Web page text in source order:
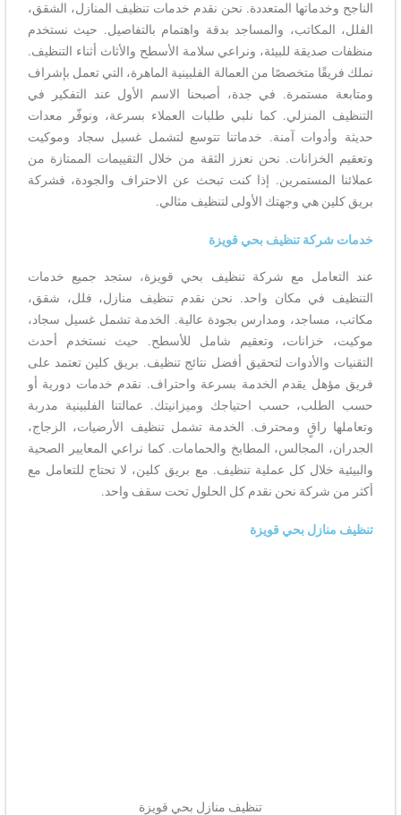
الناجح وخدماتها المتعددة. نحن نقدم خدمات تنظيف المنازل، الشقق،
الفلل، المكاتب، والمساجد بدقة واهتمام بالتفاصيل. حيث نستخدم
منظفات صديقة للبيئة، ونراعي سلامة الأسطح والأثاث أثناء التنظيف.
نملك فريقًا متخصصًا من العمالة الفلبينية الماهرة، التي تعمل بإشراف
ومتابعة مستمرة. في جدة، أصبحنا الاسم الأول عند التفكير في
التنظيف المنزلي. كما نلبي طلبات العملاء بسرعة، ونوفّر معدات
حديثة وأدوات آمنة. خدماتنا تتوسع لتشمل غسيل سجاد وموكيت
وتعقيم الخزانات. نحن نعزز الثقة من خلال التقييمات الممتازة من
عملائنا المستمرين. إذا كنت تبحث عن الاحتراف والجودة، فشركة
بريق كلين هي وجهتك الأولى لتنظيف مثالي.
خدمات شركة تنظيف بحي قويزة
عند التعامل مع شركة تنظيف بحي قويزة، ستجد جميع خدمات
التنظيف في مكان واحد. نحن نقدم تنظيف منازل، فلل، شقق،
مكاتب، مساجد، ومدارس بجودة عالية. الخدمة تشمل غسيل سجاد،
موكيت، خزانات، وتعقيم شامل للأسطح. حيث نستخدم أحدث
التقنيات والأدوات لتحقيق أفضل نتائج تنظيف. بريق كلين تعتمد على
فريق مؤهل يقدم الخدمة بسرعة واحتراف. نقدم خدمات دورية أو
حسب الطلب، حسب احتياجك وميزانيتك. عمالتنا الفلبينية مدربة
وتعاملها راقٍ ومحترف. الخدمة تشمل تنظيف الأرضيات، الزجاج،
الجدران، المجالس، المطابخ والحمامات. كما نراعي المعايير الصحية
والبيئية خلال كل عملية تنظيف. مع بريق كلين، لا تحتاج للتعامل مع
أكثر من شركة نحن نقدم كل الحلول تحت سقف واحد.
تنظيف منازل بحي قويزة
تنظيف منازل بحي قويزة